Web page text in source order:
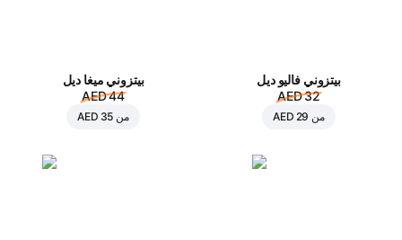
بيتزوني فاليو ديل
AED 32
من AED 29
بيتزوني ميغا ديل
AED 44
من AED 35